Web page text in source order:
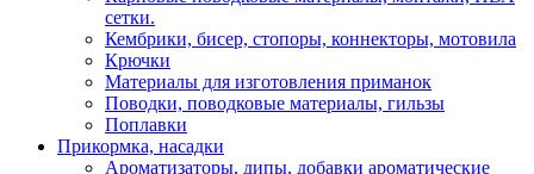
сетки.
Кембрики, бисер, стопоры, коннекторы, мотовила
Крючки
Материалы для изготовления приманок
Поводки, поводковые материалы, гильзы
Поплавки
Прикормка, насадки
Ароматизаторы, дипы, добавки ароматические